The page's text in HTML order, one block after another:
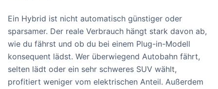
Ein Hybrid ist nicht automatisch günstiger oder
sparsamer. Der reale Verbrauch hängt stark davon ab,
wie du fährst und ob du bei einem Plug-in-Modell
konsequent lädst. Wer überwiegend Autobahn fährt,
selten lädt oder ein sehr schweres SUV wählt,
profitiert weniger vom elektrischen Anteil. Außerdem